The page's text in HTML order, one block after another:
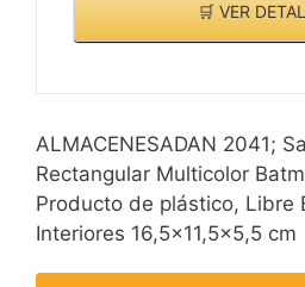
🛒 VER
ALMACENESADAN 2041;
Rectangular Multicolor
Producto de plástico, Libre
Interiores 16,5x11,5x5,5 cm